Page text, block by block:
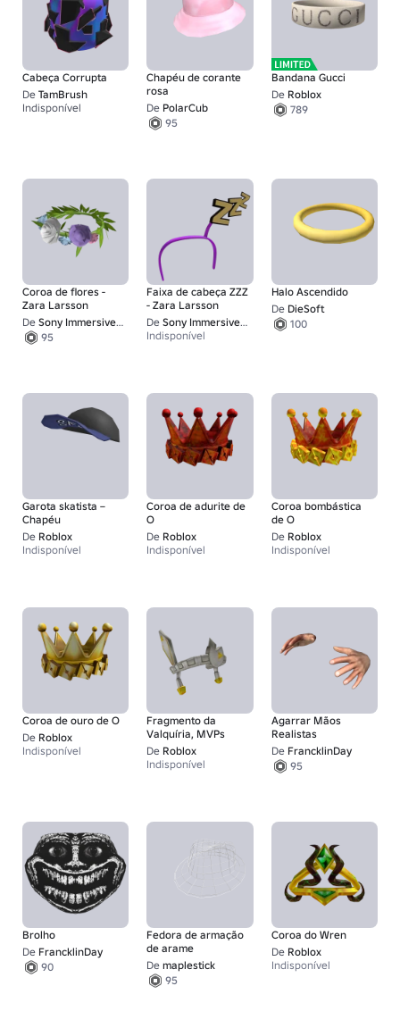
Cabeça Corrupta
De TamBrush
Indisponível
1
Chapéu de corante
rosa
De PolarCub
95
Bandana Gucci
De Roblox
789
Coroa de flores -
Zara Larsson
De Sony Immersive Music Studios
95
Faixa de cabeça ZZZ
- Zara Larsson
De Sony Immersive Music Studios
Indisponível
Halo Ascendido
De DieSoft
100
Garota skatista –
Chapéu
De Roblox
Indisponível
Coroa de adurite de
O
De Roblox
Indisponível
Coroa bombástica
de O
De Roblox
Indisponível
Coroa de ouro de O
De Roblox
Indisponível
Fragmento da
Valquíria, MVPs
De Roblox
Indisponível
Agarrar Mãos
Realistas
De FrancklinDay
95
Brolho
De FrancklinDay
90
Fedora de armação
de arame
De maplestick
95
Coroa do Wren
De Roblox
Indisponível